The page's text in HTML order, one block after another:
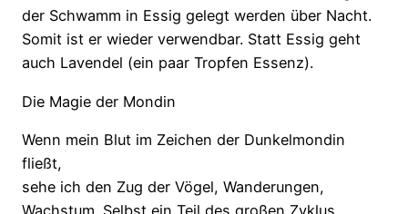
der Schwamm in Essig gelegt werden über Nacht.
Somit ist er wieder verwendbar. Statt Essig geht
auch Lavendel (ein paar Tropfen Essenz).
Die Magie der Mondin
Wenn mein Blut im Zeichen der Dunkelmondin
fließt,
sehe ich den Zug der Vögel, Wanderungen,
Wachstum. Selbst ein Teil des großen Zyklus,